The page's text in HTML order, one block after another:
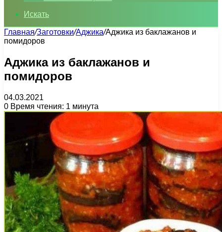
Искать
Главная/Заготовки/Аджика/Аджика из баклажанов и
помидоров
Аджика из баклажанов и
помидоров
04.03.2021
0 Время чтения: 1 минута